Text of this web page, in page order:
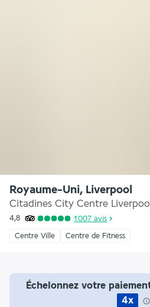
Royaume-Uni, Liverpool
Citadines City Centre Liverpool
4,8 1 007 avis
Centre Ville Centre de Fitness
Échelonnez votre
4x